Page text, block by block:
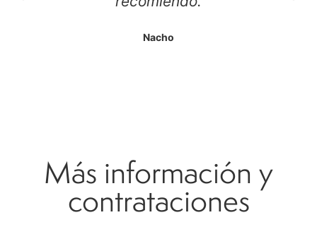
Nacho
Más información y
contrataciones